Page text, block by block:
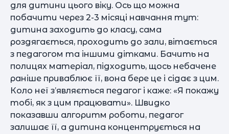
для дитини цього віку. Ось що можна
побачити через 2-3 місяці навчання тут:
дитина заходить до класу, сама
роздягається, проходить до зали, вітається
з педагогом та іншими дітками. Бачить на
полицях матеріал, підходить, щось небачене
раніше приваблює її, вона бере це і сідає з цим.
Коло неї з’являється педагог і каже: «Я покажу
тобі, як з цим працювати». Швидко
показавши алгоритм роботи, педагог
залишає її, а дитина концентрується на